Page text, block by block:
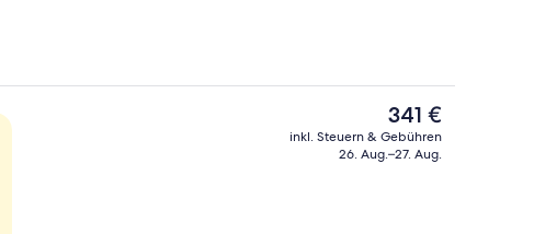
Der
aktuelle
Preis
341 €
inkl. Steuern & Gebühren
26. Aug.–27. Aug.